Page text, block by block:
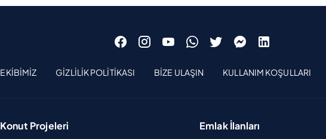
EKIBIMIZ GIZLILIK POLITIKASI BIZE ULAŞIN KULLANIM KOŞULLARI
Konut Projeleri Emlak İlanları